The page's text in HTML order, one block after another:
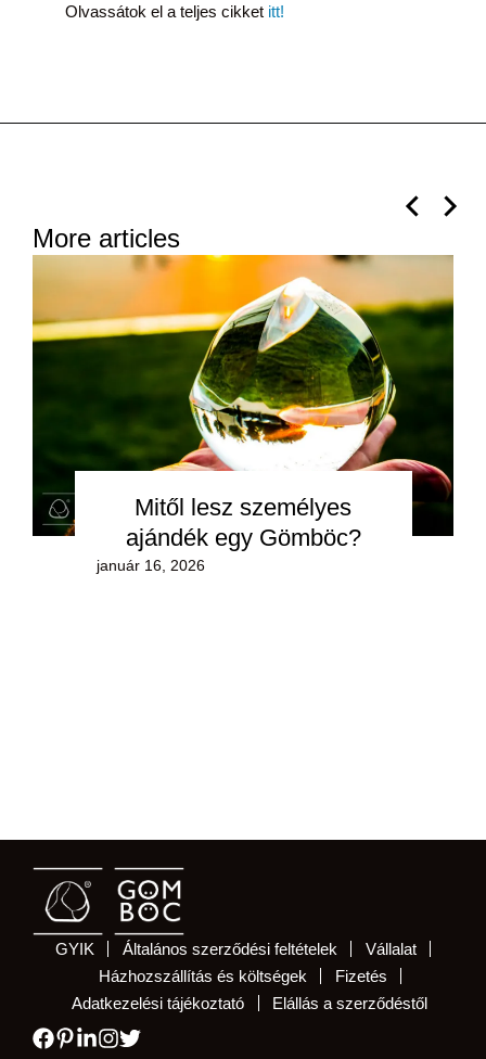
Olvassátok el a teljes cikket itt!
More articles
Mitől lesz személyes
ajándék egy Gömböc?
január 16, 2026
GYIK Általános szerződési feltételek
Vállalat
Házhozszállítás és költségek
Fizetés
Adatkezelési tájékoztató
Elállás a szerződéstől